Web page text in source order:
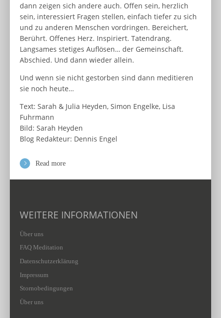
dann zeigen sich andere auch. Offen sein, herzlich
sein, interessiert Fragen stellen, einfach tiefer zu sich
und zu anderen Menschen vordringen. Bereichert,
Berührt. Offenes Herz. Inspiriert. Tatendrang.
Langsames stetiges Auflösen… der Gemeinschaft.
Abschied. Und dann wieder allein.
Und wenn sie nicht gestorben sind dann meditieren
sie noch heute…
Text: Sarah & Julia Heyden, Simon Engelke, Lisa
Fuhrmann
Bild: Sarah Heyden
Blog Redakteur: Dennis Engel
Read more
WEITERE INFORMATIONEN
Über uns
FAQ Meditation
Datenschutzerklärung
Impressum
Stornobedingungen
Über uns